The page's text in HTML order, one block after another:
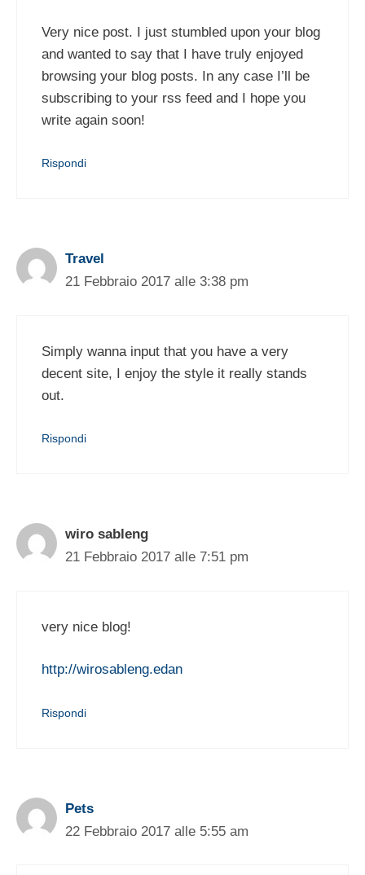
Very nice post. I just stumbled upon your blog
and wanted to say that I have truly enjoyed
browsing your blog posts. In any case I’ll be
subscribing to your rss feed and I hope you
write again soon!
Rispondi
Travel
21 Febbraio 2017 alle 3:38 pm
Simply wanna input that you have a very
decent site, I enjoy the style it really stands
out.
Rispondi
wiro sableng
21 Febbraio 2017 alle 7:51 pm
very nice blog!
http://wirosableng.edan
Rispondi
Pets
22 Febbraio 2017 alle 5:55 am